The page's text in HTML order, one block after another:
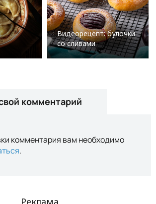
Видеорецепт: булочки
со сливами
комментарий
комментария вам необходимо
.
Реклама